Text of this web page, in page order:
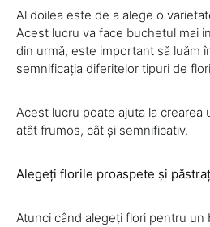
Al doilea este de a alege o
Acest lucru va face buchetul mai
din urmă, este important să luăm
semnificația diferitelor tipuri de
Acest lucru poate ajuta la crearea
atât frumos, cât și semnificativ.
Alegeți florile proaspete și
Atunci când alegeți flori pentru